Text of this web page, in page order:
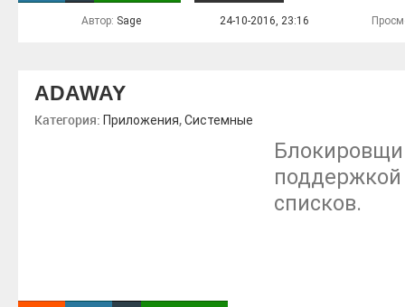
Автор: Sage 24-10-2016, 23:16
ADAWAY
Категория: Приложения,Системные
списков.